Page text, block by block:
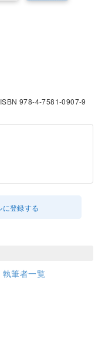
ISBN 978-4-7581-0907-9
登録する
執筆者一覧